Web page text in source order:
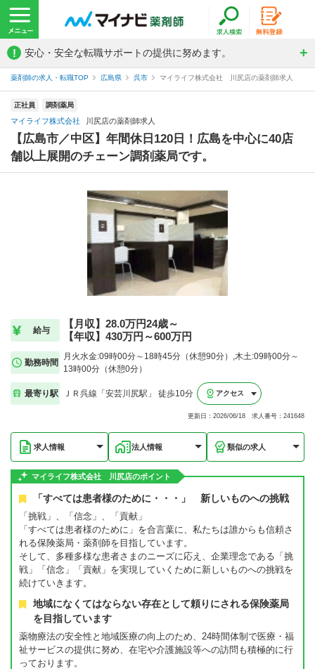
! 安心・安全な転職サポートの提供に努めます。
薬剤師の求人・転職TOP 広島県 呉市 マイライフ株式会社 川尻店の薬剤師求人
正社員 調剤薬局
マイライフ株式会社 川尻店の薬剤師求人
【広島市／中区】年間休日120日！広島を中心に40店
舗以上展開のチェーン調剤薬局です。
給与
【月収】28.0万円24歳～
【年収】430万円～600万円
勤務時間
月火水金:09時00分～18時45分（休憩90分）,木土:09時00分～
13時00分（休憩0分）
最寄り駅 ＪＲ呉線「安芸川尻駅」 徒歩10分 アクセス
更新日：2026/06/18 求人番号：241648
求人情報 法人情報 類似の求人
マイライフ株式会社 川尻店のポイント
「すべては患者様のために・・・」 新しいものへの挑戦
「挑戦」、「信念」、「貢献」
「すべては患者様のために」を合言葉に、私たちは誰からも信頼さ
れる保険薬局・薬剤師を目指しています。
そして、多種多様な患者さまのニーズに応え、企業理念である「挑
戦」「信念」「貢献」を実現していくために新しいものへの挑戦を
続けていきます。
地域になくてはならない存在として頼りにされる保険薬局
を目指しています
薬物療法の安全性と地域医療の向上のため、24時間体制で医療・福
祉サービスの提供に努め、在宅や介護施設等への訪問も積極的に行
っております。